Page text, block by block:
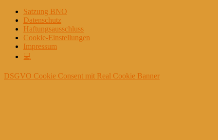
Satzung BNO
Datenschutz
Haftungsausschluss
Cookie-Einstellungen
Impressum
💻
DSGVO Cookie Consent mit Real Cookie Banner